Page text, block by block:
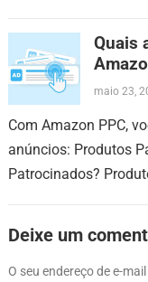
Quais
maio 23,
Com Amazon PPC,
anúncios: Produtos
Patrocinados?
Deixe um
O seu endereço de e-